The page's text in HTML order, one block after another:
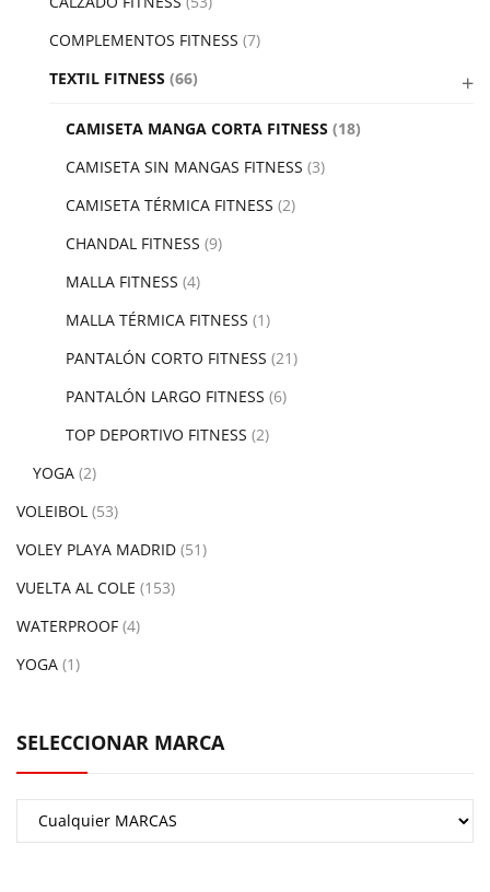
COMPLEMENTOS FITNESS (7)
TEXTIL FITNESS (66)
CAMISETA MANGA CORTA FITNESS (18)
CAMISETA SIN MANGAS FITNESS (3)
CAMISETA TÉRMICA FITNESS (2)
CHANDAL FITNESS (9)
MALLA FITNESS (4)
MALLA TÉRMICA FITNESS (1)
PANTALÓN CORTO FITNESS (21)
PANTALÓN LARGO FITNESS (6)
TOP DEPORTIVO FITNESS (2)
YOGA (2)
VOLEIBOL (53)
VOLEY PLAYA MADRID (51)
VUELTA AL COLE (153)
WATERPROOF (4)
YOGA (1)
SELECCIONAR MARCA